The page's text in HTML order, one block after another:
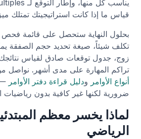
قياس ما إذا كانت استراتيجيتك تمتلك
بحلول النهاية ستحصل على قائمة فحص
تكلف شيئاً، صيغة تحديد حجم الصفقة
زوج، جدول توقعات صادق لقياس
تراكم المهارة على مدى أشهر.
أنواع الأوامر ودليل قراءة دفتر الأوامر —
ضرورية لكنها غير كافية بدون رياضيات
لماذا يخسر معظم
الرياضي